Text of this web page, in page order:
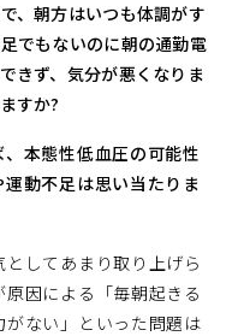
、朝方はいつも体調がす
でもないのに朝の通勤電
きず、気分が悪くなりま
すか?
本態性低血圧の可能性
動不足は思い当たりま
してあまり取り上げら
因による「毎朝起きる
ない」といった問題は